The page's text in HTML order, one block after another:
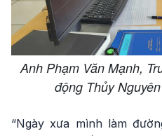
Anh Phạm Văn Mạnh,
động Thủy
“Ngày xưa mình làm